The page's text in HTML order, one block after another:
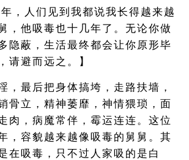
，人们见到我都说我长得越来越
，他吸毒也十几年了。无论你做
隐蔽，生活最终都会让你原形毕
请避而远之。】
，最后把身体搞垮，走路扶墙，
骨立，精神萎靡，神情猥琐，面
肉，病魔常伴，霉运连连。这位
，容貌越来越像吸毒的舅舅。其
在吸毒，只不过人家吸的是白